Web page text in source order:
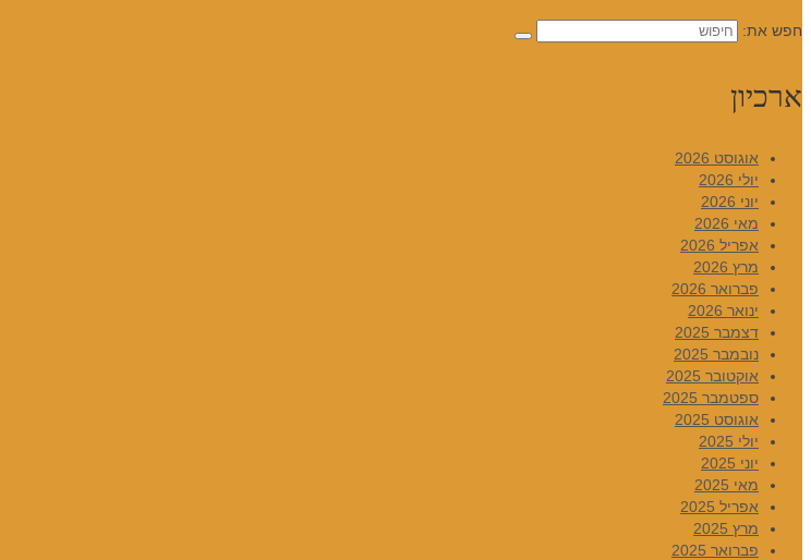
חפש את:
ארכיון
אוגוסט 2026
יולי 2026
יוני 2026
מאי 2026
אפריל 2026
מרץ 2026
פברואר 2026
ינואר 2026
דצמבר 2025
נובמבר 2025
אוקטובר 2025
ספטמבר 2025
אוגוסט 2025
יולי 2025
יוני 2025
מאי 2025
אפריל 2025
מרץ 2025
פברואר 2025